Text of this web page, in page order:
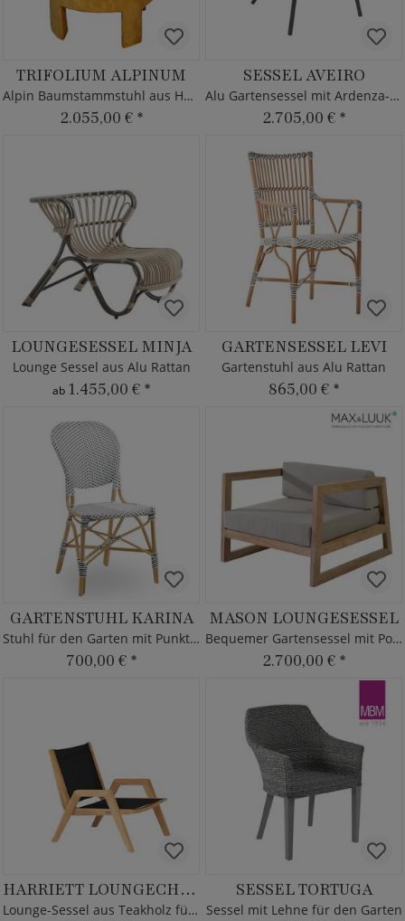
TRIFOLIUM ALPINUM
Alpin Baumstammstuhl aus Holz - Ländliches Alm Design
2.055,00 € *
SESSEL AVEIRO
Alu Gartensessel mit Ardenza-Rope
2.705,00 € *
LOUNGESESSEL MINJA
Lounge Sessel aus Alu Rattan
ab 1.455,00 € *
GARTENSESSEL LEVI
Gartenstuhl aus Alu Rattan
865,00 € *
GARTENSTUHL KARINA
Stuhl für den Garten mit Punkten
700,00 € *
MASON LOUNGESESSEL
Bequemer Gartensessel mit Polster - Teak Holz
2.700,00 € *
HARRIETT LOUNGECHAIR
Lounge-Sessel aus Teakholz für Garten
SESSEL TORTUGA
Sessel mit Lehne für den Garten